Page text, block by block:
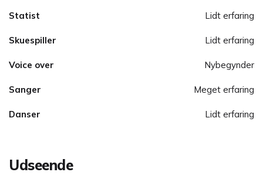
Statist Lidt erfaring
Skuespiller Lidt erfaring
Voice over Nybegynder
Sanger Meget erfaring
Danser Lidt erfaring
Udseende